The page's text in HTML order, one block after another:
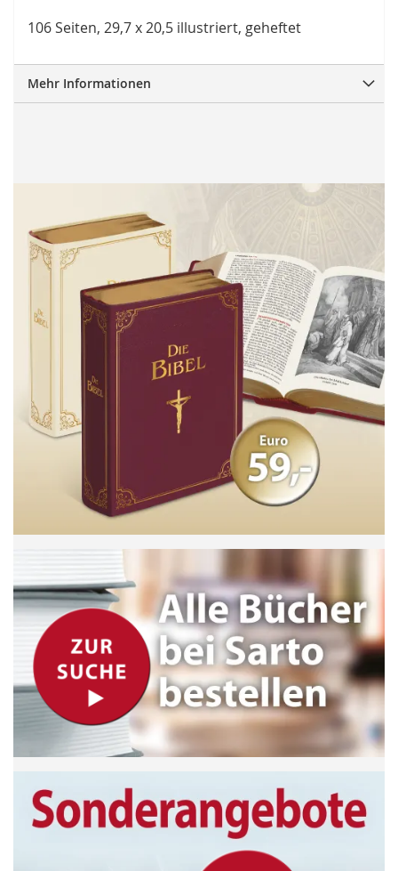
106 Seiten, 29,7 x 20,5 illustriert, geheftet
Mehr Informationen